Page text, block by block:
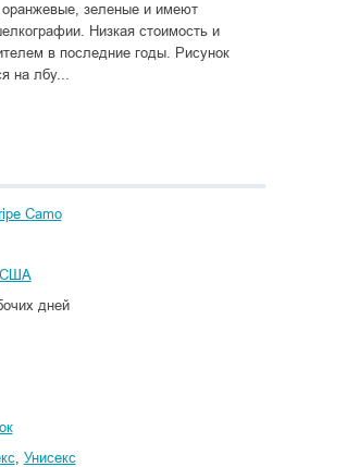
зеленые и имеют
Низкая стоимость и
в последние годы. Рисунок
на лбу...
Camo
США
дней
, Унисекс